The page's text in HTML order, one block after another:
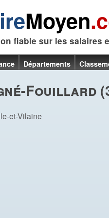
Moyen
fiable sur les salaires
Départements
Fouillard
et-Vilaine